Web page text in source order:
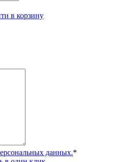
в корзину
данных.*